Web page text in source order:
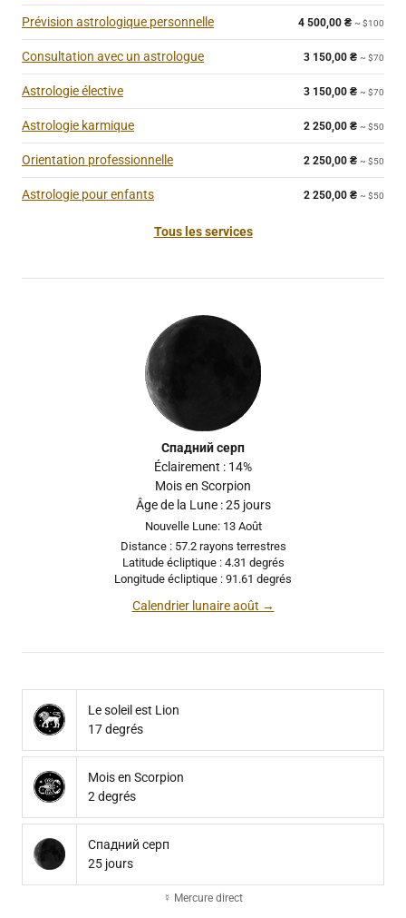
Prévision astrologique personnelle 4 500,00 ₴ ~ $100
Consultation avec un astrologue 3 150,00 ₴ ~ $70
Astrologie élective 3 150,00 ₴ ~ $70
Astrologie karmique 2 250,00 ₴ ~ $50
Orientation professionnelle 2 250,00 ₴ ~ $50
Astrologie pour enfants 2 250,00 ₴ ~ $50
Tous les services
Спадний серп
Éclairement : 14%
Mois en Scorpion
Âge de la Lune : 25 jours
Nouvelle Lune: 13 Août
Distance : 57.2 rayons terrestres
Latitude écliptique : 4.31 degrés
Longitude écliptique : 91.61 degrés
Calendrier lunaire août →
Le soleil est Lion
17 degrés
Mois en Scorpion
2 degrés
Спадний серп
25 jours
☿ Mercure direct